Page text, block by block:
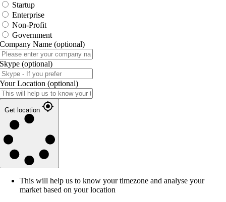
Startup
Enterprise
Non-Profit
Government
Company Name (optional)
Skype (optional)
Your Location (optional)
Get location
This will help us to know your timezone and analyse your
market based on your location